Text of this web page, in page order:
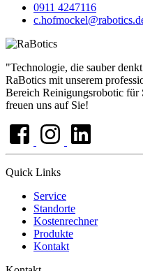
0911 4247116
"Technologie, die sauber
RaBotics mit unserem
Bereich Reinigungsrobotic für
freuen uns auf Sie!
Quick Links
Service
Standorte
Kostenrechner
Produkte
Kontakt